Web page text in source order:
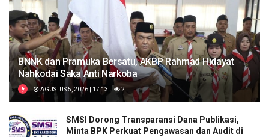
BNNK dan Pramuka Bersatu, AKBP Rahmad Hidayat
Nahkodai Saka Anti Narkoba
AGUSTUS 5, 2026 | 17:13 2
SMSI Dorong Transparansi Dana Publikasi,
Minta BPK Perkuat Pengawasan dan Audit di